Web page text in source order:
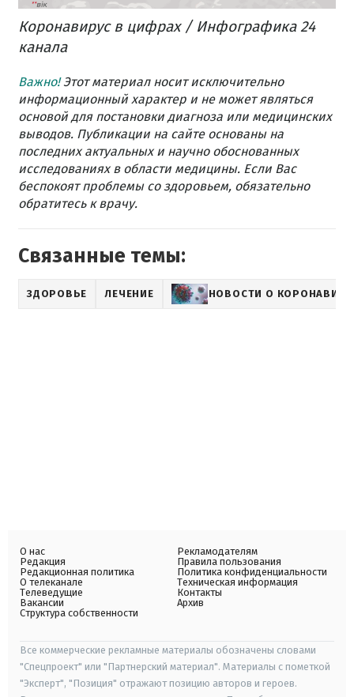
Коронавирус в цифрах / Инфографика 24
канала
Важно!Этот материал носит исключительно
информационный характер и не может являться
основой для постановки диагноза или медицинских
выводов. Публикации на сайте основаны на
последних актуальных и научно обоснованных
исследованиях в области медицины. Если Вас
беспокоят проблемы со здоровьем, обязательно
обратитесь к врачу.
Связанные темы:
ЗДОРОВЬЕ ЛЕЧЕНИЕ НОВОСТИ О
О нас
Редакция
Редакционная политика
О телеканале
Телеведущие
Вакансии
Структура собственности
Рекламодателям
Правила пользования
Политика конфиденциальности
Техническая информация
Контакты
Архив
Все коммерческие рекламные материалы обозначены словами
"Спецпроект" или "Партнерский материал". Материалы с пометкой
"Эксперт", "Позиция" отражают позицию авторов и героев.